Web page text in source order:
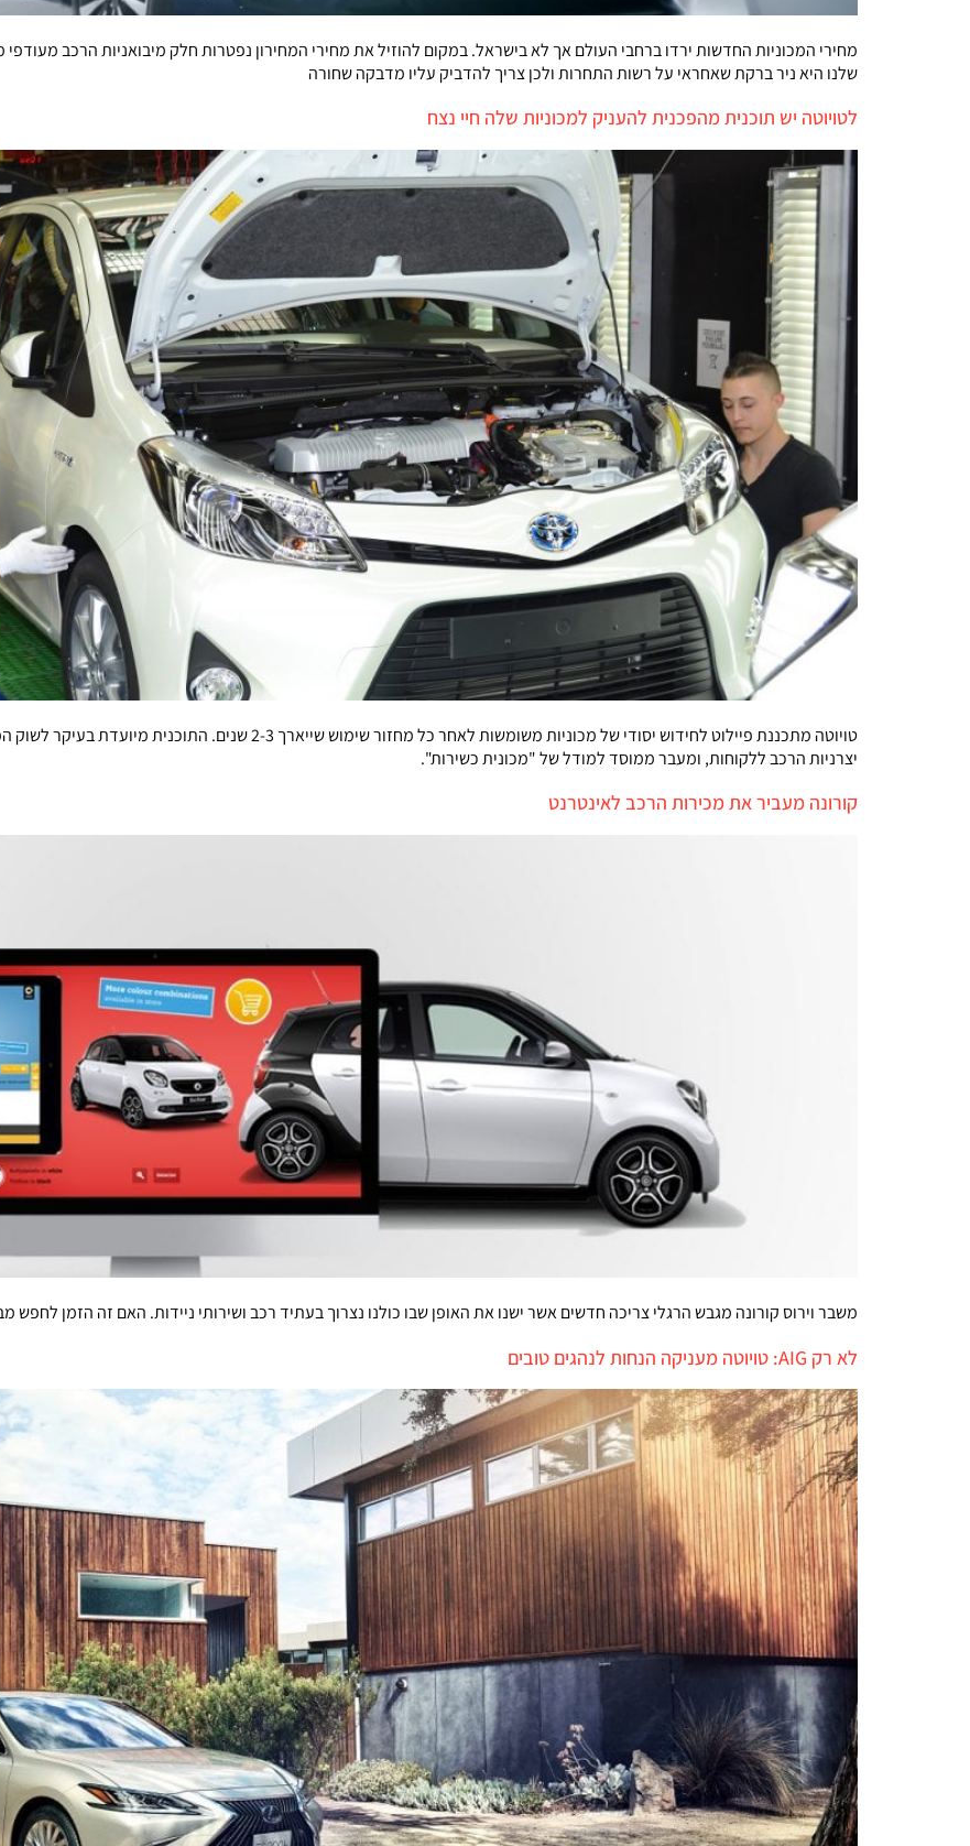
מחירי המכוניות החדשות ירדו ברחבי העולם אך לא בישראל. במקום להוזיל את מחירי המחירון נפטרות חלק מיבואניות הרכב מעודפי
שלנו היא ניר ברקת שאחראי על רשות התחרות ולכן צריך להדביק עליו מדבקה שחורה
לטויוטה יש תוכנית מהפכנית להעניק למכוניות שלה חיי נצח
טויוטה מתכננת פיילוט לחידוש יסודי של מכוניות משומשות לאחר כל
יצרניות הרכב ללקוחות, ומעבר ממוסד למודל של "מכונית כשירות".
קורונה מעביר את מכירות הרכב לאינטרנט
משבר וירוס קורונה מגבש הרגלי צריכה חדשים אשר ישנו את האופן שבו כולנו נצרוך בעתיד רכב ושירותי ניידות. האם זה הזמן לחפש
לא רק AIG: טויוטה מעניקה הנחות לנהגים טובים